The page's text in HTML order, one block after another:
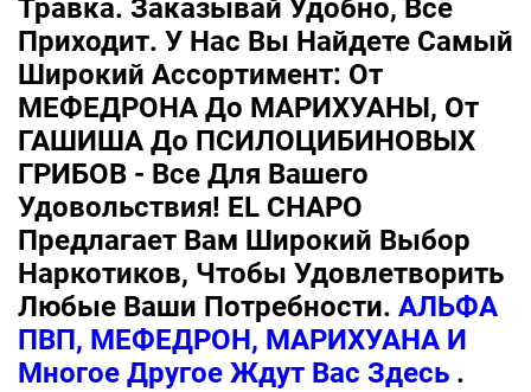
Травка. Заказывай Удобно, Всё
Приходит. У Нас Вы Найдете Самый
Широкий Ассортимент: От
МЕФЕДРОНА До МАРИХУАНЫ, От
ГАШИША До ПСИЛОЦИБИНОВЫХ
ГРИБОВ - Все Для Вашего
Удовольствия! EL CHAPO
Предлагает Вам Широкий Выбор
Наркотиков, Чтобы Удовлетворить
Любые Ваши Потребности. АЛЬФА
ПВП, МЕФЕДРОН, МАРИХУАНА И
Многое Другое Ждут Вас Здесь .